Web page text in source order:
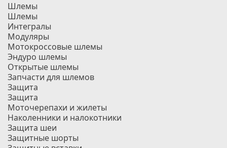
Шлемы
Шлемы
Интегралы
Модуляры
Мотокроссовые шлемы
Эндуро шлемы
Открытые шлемы
Запчасти для шлемов
Защита
Защита
Моточерепахи и жилеты
Наколенники и налокотники
Защита шеи
Защитные шорты